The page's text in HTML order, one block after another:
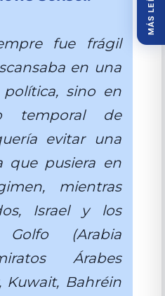
fue frágil
en una
política, sino en
temporal de
evitar una
que pusiera en
mientras
Israel y los
(Arabia
Árabes
Kuwait, Bahréin